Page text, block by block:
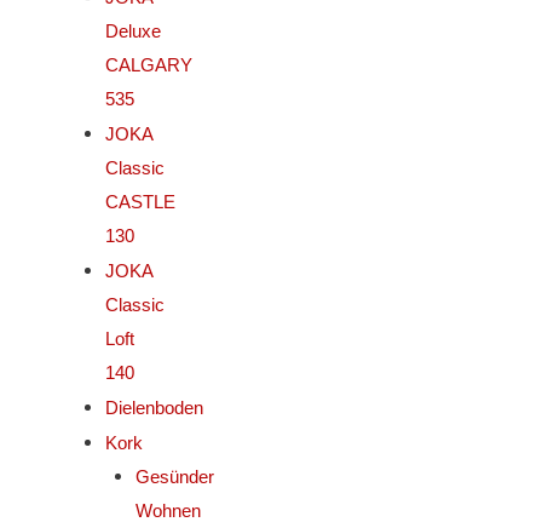
Deluxe
CALGARY
535
JOKA
Classic
CASTLE
130
JOKA
Classic
Loft
140
Dielenboden
Kork
Gesünder
Wohnen